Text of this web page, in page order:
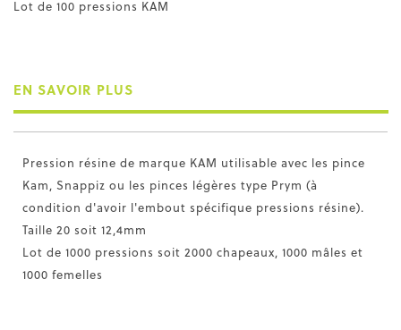
Lot de 100 pressions KAM
EN SAVOIR PLUS
Pression résine de marque KAM utilisable avec les pince
Kam, Snappiz ou les pinces légères type Prym (à
condition d'avoir l'embout spécifique pressions résine).
Taille 20 soit 12,4mm
Lot de 1000 pressions soit 2000 chapeaux, 1000 mâles et
1000 femelles